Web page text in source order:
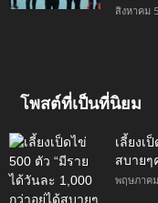
สิงหาคม
โพสต์ที่เป็นที่นิยม
เลี้ยงเ
สบายๆ
พฤษภาค